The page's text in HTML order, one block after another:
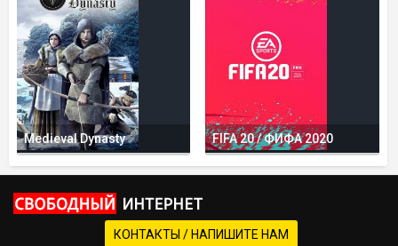
Medieval Dynasty FIFA 20 / ФИФА 2020
КОНТАКТЫ / НАПИШИТЕ НАМ